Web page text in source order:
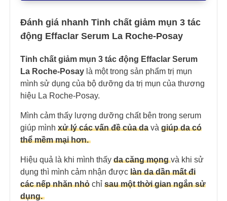
Đánh giá nhanh Tinh chất giảm mụn 3 tác
động Effaclar Serum La Roche-Posay
Tinh chất giảm mụn 3 tác động Effaclar Serum
La Roche-Posay là một trong sản phẩm trị mụn
mình sử dụng của bộ dưỡng da trị mụn của thương
hiệu La Roche-Posay.
Mình cảm thấy lượng dưỡng chất bên trong serum
giúp mình xử lý các vấn đề của da và giúp da có
thể mềm mại hơn.
Hiệu quả là khi mình thấy da căng mọng và khi sử
dụng thì mình cảm nhận được làn da dần mất đi
các nếp nhăn nhỏ chỉ sau một thời gian ngắn sử
dụng.